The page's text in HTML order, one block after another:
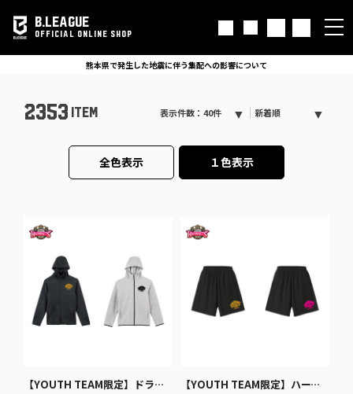
B.LEAGUE
OFFICIAL ONLINE SHOP
熊本県で発生した地震に伴う集配への影響について
B.LEAGUE OFFICIAL ONLINESHOP お盆期間中の対応について
2353 ITEM 表示件数：40件 新着順
全色表示 １色表示
【YOUTH TEAM限定】ドライジップアップパーカー 【YOUTH TEAM限定】ハーフパンツ